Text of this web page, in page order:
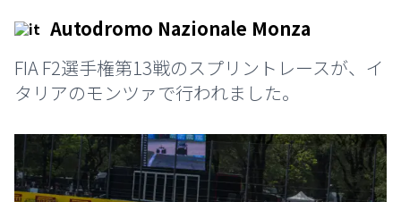
Autodromo Nazionale Monza
FIA F2選手権第13戦のスプリントレースが、イ
タリアのモンツァで行われました。